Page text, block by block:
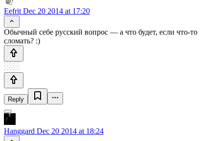
Eefrit Dec 20 2014 at 17:20
Обычный себе русский вопрос — а что будет, если что-то
сломать? :)
Reply
Hanggard Dec 20 2014 at 18:24